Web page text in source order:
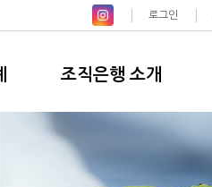
로그인
조직은행 소개